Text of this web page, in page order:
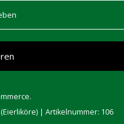
| Artikelnummer: 106